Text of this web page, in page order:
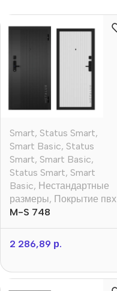
Smart, Status Smart,
Smart Basic, Status
Smart, Smart Basic,
Status Smart, Smart
Basic, Нестандартные
размеры, Покрытие пвх
M-S 748
2 286,89 р.